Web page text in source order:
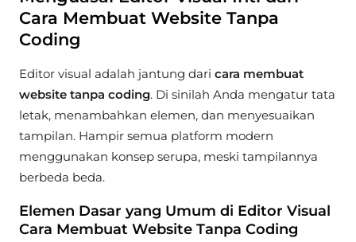
Cara Membuat Website Tanpa
Coding
Editor visual adalah jantung dari cara membuat
website tanpa coding. Di sinilah Anda mengatur tata
letak, menambahkan elemen, dan menyesuaikan
tampilan. Hampir semua platform modern
menggunakan konsep serupa, meski tampilannya
berbeda beda.
Elemen Dasar yang Umum di Editor Visual
Cara Membuat Website Tanpa Coding